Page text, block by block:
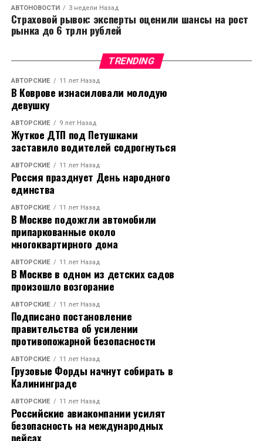
АВТОНОВОСТИ 3 недели Назад
Страховой рывок: эксперты оценили шансы на рост
рынка до 6 трлн рублей
TRENDING
АВТОРСКИЕ 11 лет Назад
В Коврове изнасиловали молодую
девушку
АВТОРСКИЕ 9 лет Назад
Жуткое ДТП под Петушками
заставило водителей содрогнуться
АВТОРСКИЕ 11 лет Назад
Россия празднует День народного
единства
АВТОРСКИЕ 11 лет Назад
В Москве подожгли автомобили
припаркованные около
многоквартирного дома
АВТОРСКИЕ 11 лет Назад
В Москве в одном из детских садов
произошло возгорание
АВТОРСКИЕ 11 лет Назад
Подписано постановление
правительства об усилении
противопожарной безопасности
АВТОРСКИЕ 11 лет Назад
Грузовые Форды начнут собирать в
Калининграде
АВТОРСКИЕ 11 лет Назад
Российские авиакомпании усилят
безопасность на международных
рейсах